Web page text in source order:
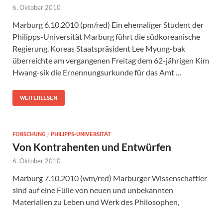
6. Oktober 2010
Marburg 6.10.2010 (pm/red) Ein ehemaliger Student der
Philipps-Universität Marburg führt die südkoreanische
Regierung. Koreas Staatspräsident Lee Myung-bak
überreichte am vergangenen Freitag dem 62-jährigen Kim
Hwang-sik die Ernennungsurkunde für das Amt …
WEITERLESEN
FORSCHUNG / PHILIPPS-UNIVERSITÄT
Von Kontrahenten und Entwürfen
6. Oktober 2010
Marburg 7.10.2010 (wm/red) Marburger Wissenschaftler
sind auf eine Fülle von neuen und unbekannten
Materialien zu Leben und Werk des Philosophen,